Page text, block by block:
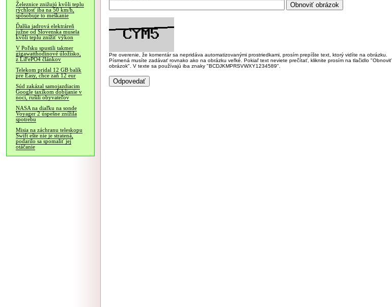
Železnice znižujú kvôli teplu
rýchlosť iba na 50 km/h,
spôsobuje to meškanie
Ďalšia jadrová elektráreň
južne od Slovenska musela
kvôli teplu znížiť výkon
V Poľsku spustili takmer
gigawatthodinové úložisko,
z LiFePO4 článkov
Telekom pridal 12 GB balík
pre Easy, chce zaň 12 eur
Súd zakázal samojazdiacim
Google taxíkom dobíjanie v
noci, rušili obyvateľov
NASA na diaľku na sonde
Voyager 2 úspešne znížila
spotrebu
Misia na záchranu teleskopu
Swift ešte nie je stratená,
podarilo sa spomaliť jej
otáčanie
Pre overenie, že komentár sa nepridáva automatizovanými prostriedkami, prosím prepíšte text, ktorý vidíte na obrázku.
Písmená musíte zadávať rovnako ako na obrázku veľké. Pokiaľ text neviete prečítať, kliknite prosím na tlačidlo "Obnoviť
obrázok". V texte sa používajú iba znaky "BCDJKMPRSVWXY1234589".